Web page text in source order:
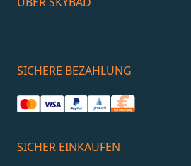
SICHERE BEZAHLUNG
SICHER EINKAUFEN